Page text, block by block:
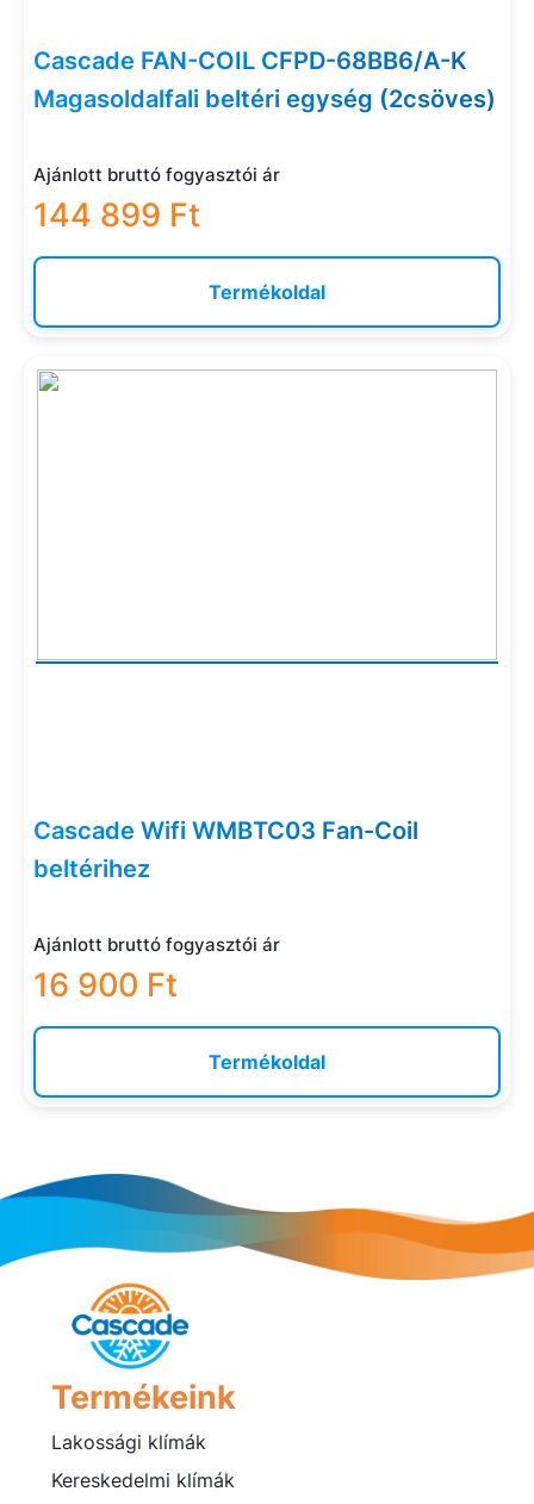
Cascade FAN-COIL CFPD-68BB6/A-K
Magasoldalfali beltéri egység (2csöves)
Ajánlott bruttó fogyasztói ár
144 899 Ft
Termékoldal
Cascade Wifi WMBTC03 Fan-Coil
beltérihez
Ajánlott bruttó fogyasztói ár
16 900 Ft
Termékoldal
Termékeink
Lakossági klímák
Kereskedelmi klímák